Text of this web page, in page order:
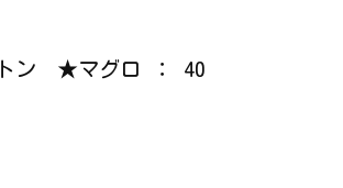
トン ★マグロ ： 40